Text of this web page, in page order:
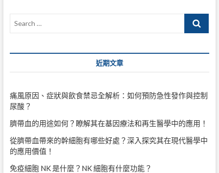
Search
近期文章
痛風原因、症狀與飲食禁忌全解析：如何預防急性發作與控制
尿酸？
臍帶血的用途如何？瞭解其在基因療法和再生醫學中的應用！
從臍帶血帶來的幹細胞有哪些好處？深入探究其在現代醫學中
的應用價值！
免疫細胞 NK 是什麼？NK 細胞有什麼功能？